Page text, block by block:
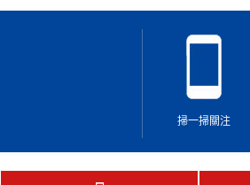
掃一掃關注